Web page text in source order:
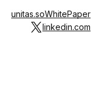
unitas.soWhitePaper
linkedin.com